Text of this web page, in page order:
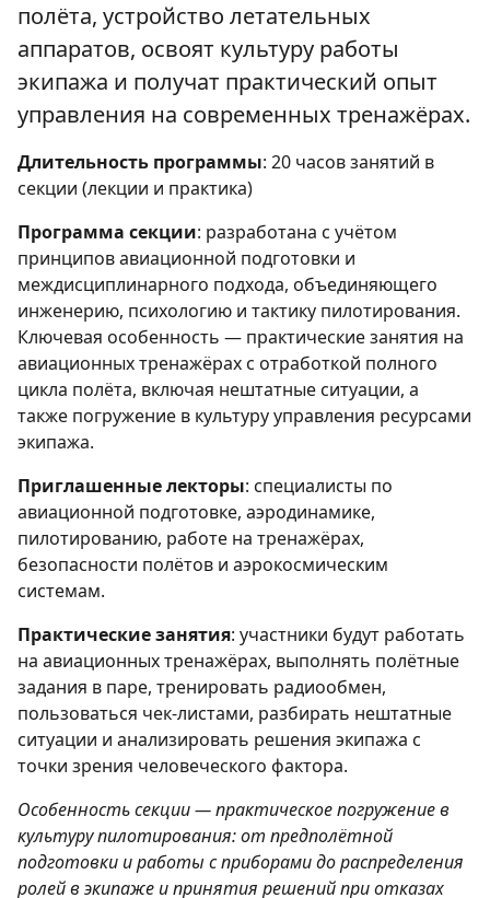
полёта, устройство летательных
аппаратов, освоят культуру работы
экипажа и получат практический опыт
управления на современных тренажёрах.
Длительность программы: 20 часов занятий в
секции (лекции и практика)
Программа секции: разработана с учётом
принципов авиационной подготовки и
междисциплинарного подхода, объединяющего
инженерию, психологию и тактику пилотирования.
Ключевая особенность — практические занятия на
авиационных тренажёрах с отработкой полного
цикла полёта, включая нештатные ситуации, а
также погружение в культуру управления ресурсами
экипажа.
Приглашенные лекторы: специалисты по
авиационной подготовке, аэродинамике,
пилотированию, работе на тренажёрах,
безопасности полётов и аэрокосмическим
системам.
Практические занятия: участники будут работать
на авиационных тренажёрах, выполнять полётные
задания в паре, тренировать радиообмен,
пользоваться чек-листами, разбирать нештатные
ситуации и анализировать решения экипажа с
точки зрения человеческого фактора.
Особенность секции — практическое погружение в
культуру пилотирования: от предполётной
подготовки и работы с приборами до распределения
ролей в экипаже и принятия решений при отказах